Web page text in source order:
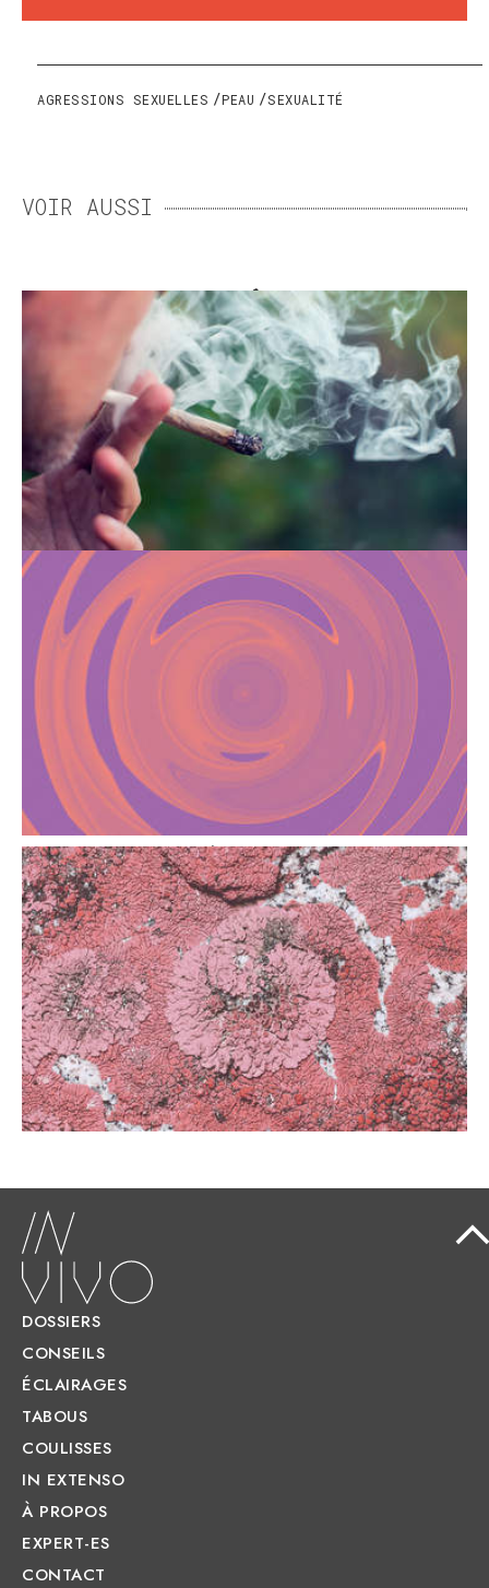
AGRESSIONS SEXUELLES PEAU SEXUALITÉ
VOIR AUSSI
DU CANNABIS À LA
SCHIZOPHRÉNIE
Fumer du cannabis peut favoriser le
développement de la schizophrénie, surtout
s’il est consommé durant l’adolescence.
DE LA RECHERCHE DU
PLAISIR INTENSE À LA
DÉPENDANCE
La prise de substances psychoactives avec le
sexe est facilitée par les apps de rencontre.
Mais elle peut se transformer en addiction.
LICHEN SCLÉREUX: LA
MALADIE OUBLIÉE
Trop souvent confondue avec une simple
mycose, cette maladie de la vulve touche de
nombreuses femmes.
DOSSIERS
CONSEILS
ÉCLAIRAGES
TABOUS
COULISSES
IN EXTENSO
À PROPOS
EXPERT-ES
CONTACT